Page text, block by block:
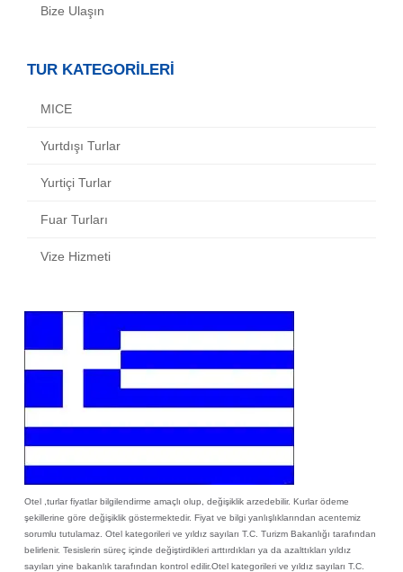
Bize Ulaşın
TUR KATEGORİLERİ
MICE
Yurtdışı Turlar
Yurtiçi Turlar
Fuar Turları
Vize Hizmeti
Otel ,turlar fiyatlar bilgilendirme amaçlı olup, değişiklik arzedebilir. Kurlar ödeme
şekillerine göre değişiklik göstermektedir. Fiyat ve bilgi yanlışlıklarından acentemiz
sorumlu tutulamaz. Otel kategorileri ve yıldız sayıları T.C. Turizm Bakanlığı tarafından
belirlenir. Tesislerin süreç içinde değiştirdikleri arttırdıkları ya da azalttıkları yıldız
sayıları yine bakanlık tarafından kontrol edilir.Otel kategorileri ve yıldız sayıları T.C.